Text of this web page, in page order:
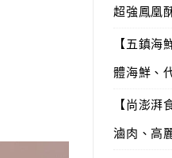
超強鳳凰
【五鎮海
體海鮮、
【尚澎湃
滷肉、高